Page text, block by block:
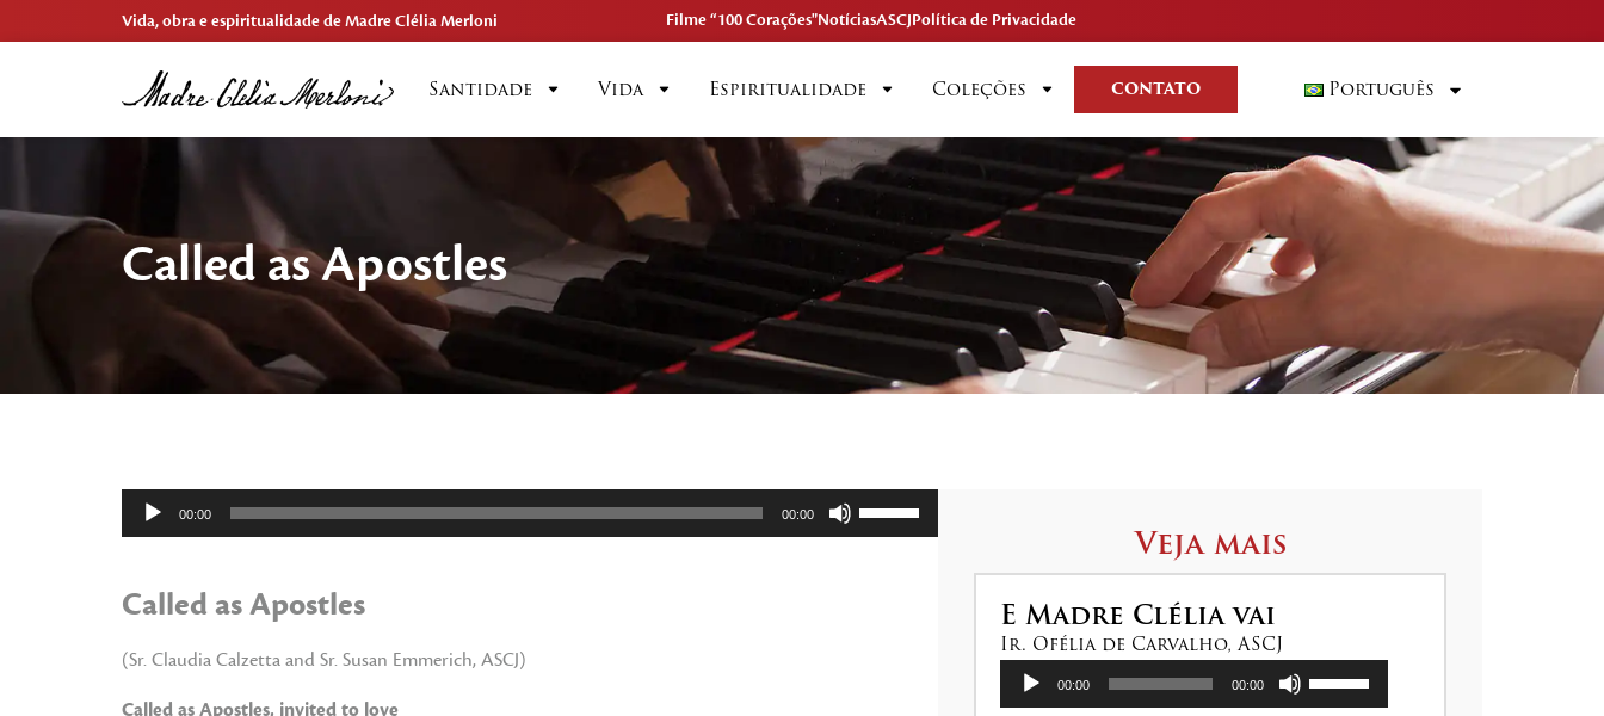
Vida, obra e espiritualidade de Madre Clélia Merloni Filme “100 Corações"NotíciasASCJPolítica de Privacidade
Santidade Vida Espiritualidade Coleções CONTATO Português
Called as Apostles
Tocador
de
00:00 00:00
Use
as
Called as Apostles
(Sr. Claudia Calzetta and Sr. Susan Emmerich, ASCJ)
Called as Apostles, invited to love
Veja mais
E Madre Clélia vai
Ir. Ofélia de Carvalho, ASCJ
Tocador
00:00 00:00
as